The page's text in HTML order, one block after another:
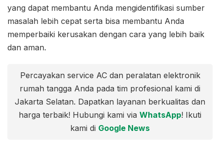
yang dapat membantu Anda mengidentifikasi sumber
masalah lebih cepat serta bisa membantu Anda
memperbaiki kerusakan dengan cara yang lebih baik
dan aman.
Percayakan service AC dan peralatan elektronik
rumah tangga Anda pada tim profesional kami di
Jakarta Selatan. Dapatkan layanan berkualitas dan
harga terbaik! Hubungi kami via WhatsApp! Ikuti
kami di Google News